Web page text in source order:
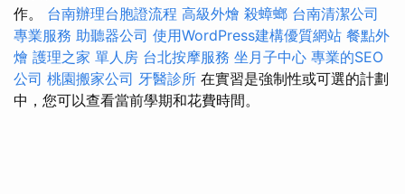
作。 台南辦理台胞證流程 高級外燴 殺蟑螂 台南清潔公司
專業服務 助聽器公司 使用WordPress建構優質網站 餐點外
燴 護理之家 單人房 台北按摩服務 坐月子中心 專業的SEO
公司 桃園搬家公司 牙醫診所 在實習是強制性或可選的計劃
中，您可以查看當前學期和花費時間。